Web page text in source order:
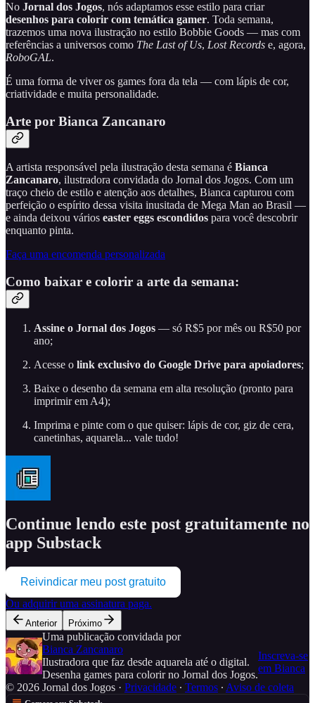
No Jornal dos Jogos, nós adaptamos esse estilo para criar
desenhos para colorir com temática gamer. Toda semana,
trazemos uma nova ilustração no estilo Bobbie Goods — mas com
referências a universos como The Last of Us, Lost Records e, agora,
RoboGAL.
É uma forma de viver os games fora da tela — com lápis de cor,
criatividade e muita personalidade.
Arte por Bianca Zancanaro
A artista responsável pela ilustração desta semana é Bianca
Zancanaro, ilustradora convidada do Jornal dos Jogos. Com um
traço cheio de estilo e atenção aos detalhes, Bianca capturou com
perfeição o espírito dessa visita inusitada de Mega Man ao Brasil —
e ainda deixou vários easter eggs escondidos para você descobrir
enquanto pinta.
Faça uma encomenda personalizada
Como baixar e colorir a arte da semana:
Assine o Jornal dos Jogos — só R$5 por mês ou R$50 por
ano;
Acesse o link exclusivo do Google Drive para apoiadores;
Baixe o desenho da semana em alta resolução (pronto para
imprimir em A4);
Imprima e pinte com o que quiser: lápis de cor, giz de cera,
canetinhas, aquarela... vale tudo!
Continue lendo este post gratuitamente no
app Substack
Reivindicar meu post gratuito
Ou adquirir uma assinatura paga.
Anterior Próximo
Uma publicação convidada por
Bianca Zancanaro
Ilustradora que faz desde aquarela até o digital.
Desenha games para colorir no Jornal dos Jogos.
Inscreva-se
em Bianca
© 2026 Jornal dos Jogos · Privacidade ∙ Termos ∙ Aviso de coleta